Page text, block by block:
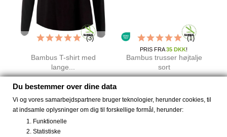
Bambus T-shirt med
lange...
(3)
Bambus trusser højtalje
sort
PRIS FRA35 DKK!
(1)
Du bestemmer over dine data
Vi og vores samarbejdspartnere bruger teknologier, herunder cookies, til
at indsamle oplysninger om dig til forskellige formål, herunder:
Funktionelle
Statistiske